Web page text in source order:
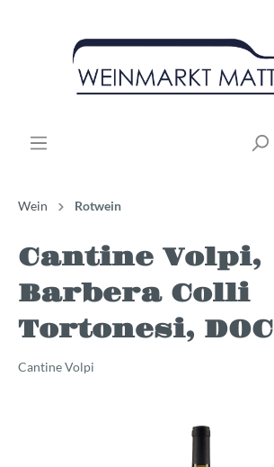
Wein Rotwein
Cantine Volpi,
Barbera Colli
Tortonesi, DOC
Cantine Volpi